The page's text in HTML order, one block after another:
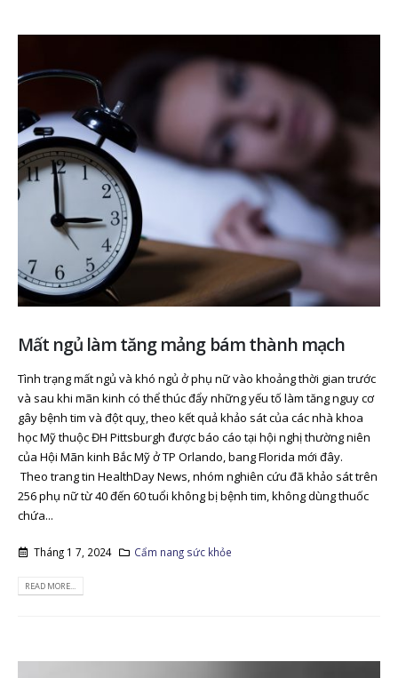
Mất ngủ làm tăng mảng bám thành mạch
Tình trạng mất ngủ và khó ngủ ở phụ nữ vào khoảng thời gian trước
và sau khi mãn kinh có thể thúc đẩy những yếu tố làm tăng nguy cơ
gây bệnh tim và đột quỵ, theo kết quả khảo sát của các nhà khoa
học Mỹ thuộc ĐH Pittsburgh được báo cáo tại hội nghị thường niên
của Hội Mãn kinh Bắc Mỹ ở TP Orlando, bang Florida mới đây.
Theo trang tin HealthDay News, nhóm nghiên cứu đã khảo sát trên
256 phụ nữ từ 40 đến 60 tuổi không bị bệnh tim, không dùng thuốc
chứa...
Tháng 1 7, 2024 Cẩm nang sức khỏe
READ MORE...